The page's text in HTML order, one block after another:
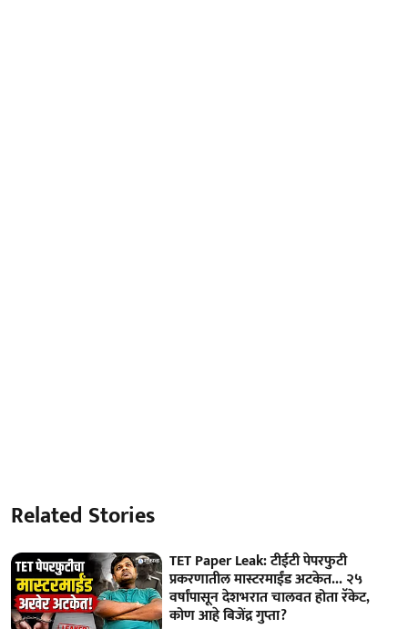
Related Stories
TET Paper Leak: टीईटी पेपरफुटी
प्रकरणातील मास्टरमाईंड अटकेत... २५
वर्षांपासून देशभरात चालवत होता रॅकेट,
कोण आहे बिजेंद्र गुप्ता?